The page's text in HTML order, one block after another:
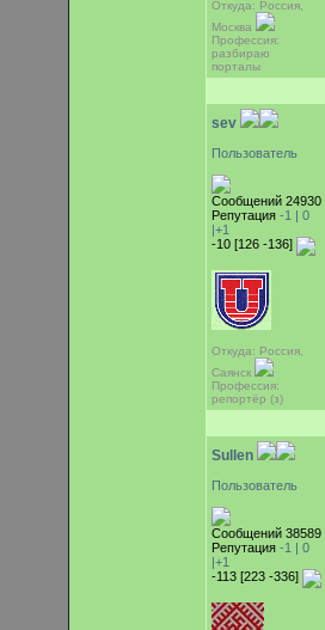
Откуда: Россия,
Москва
Профессия:
разбираю
порталы
sev
Пользователь
Сообщений 24930
Репутация -1 | 0
|+1
-10 [126 -136]
Откуда: Россия,
Саянск
Профессия:
репортёр (з)
Sullen
Пользователь
Сообщений 38589
Репутация -1 | 0
|+1
-113 [223 -336]